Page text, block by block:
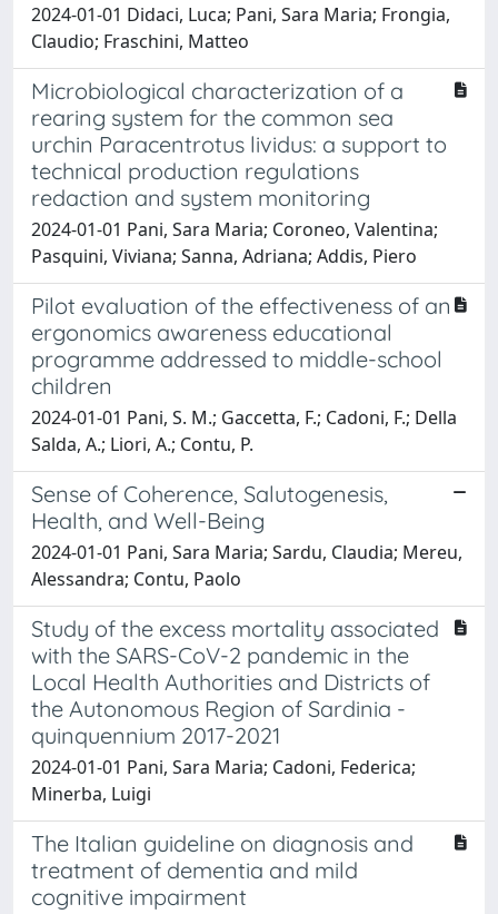
2024-01-01 Didaci, Luca; Pani, Sara Maria; Frongia,
Claudio; Fraschini, Matteo
Microbiological characterization of a
rearing system for the common sea
urchin Paracentrotus lividus: a support to
technical production regulations
redaction and system monitoring
2024-01-01 Pani, Sara Maria; Coroneo, Valentina;
Pasquini, Viviana; Sanna, Adriana; Addis, Piero
Pilot evaluation of the effectiveness of an
ergonomics awareness educational
programme addressed to middle-school
children
2024-01-01 Pani, S. M.; Gaccetta, F.; Cadoni, F.; Della
Salda, A.; Liori, A.; Contu, P.
Sense of Coherence, Salutogenesis,
Health, and Well-Being
2024-01-01 Pani, Sara Maria; Sardu, Claudia; Mereu,
Alessandra; Contu, Paolo
Study of the excess mortality associated
with the SARS-CoV-2 pandemic in the
Local Health Authorities and Districts of
the Autonomous Region of Sardinia -
quinquennium 2017-2021
2024-01-01 Pani, Sara Maria; Cadoni, Federica;
Minerba, Luigi
The Italian guideline on diagnosis and
treatment of dementia and mild
cognitive impairment